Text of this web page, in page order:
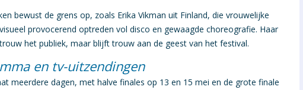
bewust de grens op, zoals Erika Vikman uit Finland, die vrouwelijke
provocerend optreden vol disco en gewaagde choreografie. Haar
het publiek, maar blijft trouw aan de geest van het festival.
en tv-uitzendingen
meerdere dagen, met halve finales op 13 en 15 mei en de grote finale